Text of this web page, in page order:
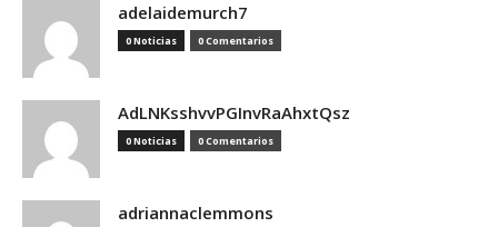
adelaidemurch7
0 Noticias 0 Comentarios
AdLNKsshvvPGInvRaAhxtQsz
0 Noticias 0 Comentarios
adriannaclemmons